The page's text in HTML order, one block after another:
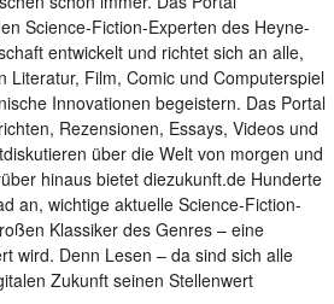
Science-Fiction-Experten des Heyne-
entwickelt und richtet sich an alle,
Literatur, Film, Comic und Computerspiel
Innovationen begeistern. Das Portal
Rezensionen, Essays, Videos und
über die Welt von morgen und
hinaus bietet diezukunft.de Hunderte
an, wichtige aktuelle Science-Fiction-
Klassiker des Genres – eine
wird. Denn Lesen – da sind sich alle
Zukunft seinen Stellenwert